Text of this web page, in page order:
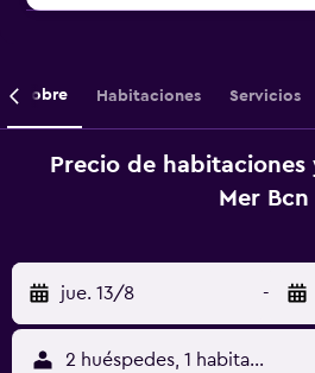
Sobre Habitaciones Servicios
Precio de habitaciones
Mer Bcn
jue. 13/8 -
2 huéspedes, 1 habitación